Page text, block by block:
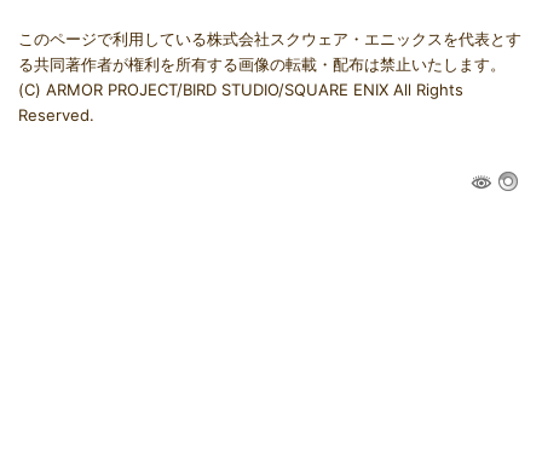
このページで利用している株式会社スクウェア・エニックスを代表とす
る共同著作者が権利を所有する画像の転載・配布は禁止いたします。
(C) ARMOR PROJECT/BIRD STUDIO/SQUARE ENIX All Rights
Reserved.